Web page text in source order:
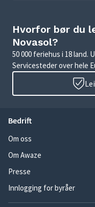
Hvorfor bør du
Novasol?
50 000 feriehus i 18 land.
Servicesteder over hele
Bedrift
Om oss
Om Awaze
Presse
Innlogging for byråer